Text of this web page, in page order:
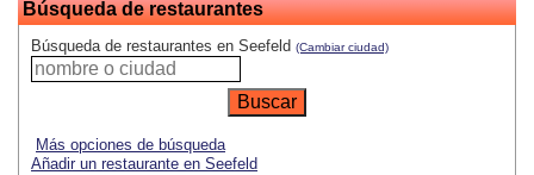
Búsqueda de restaurantes
Búsqueda de restaurantes en Seefeld (Cambiar ciudad)
Más opciones de búsqueda
Añadir un restaurante en Seefeld